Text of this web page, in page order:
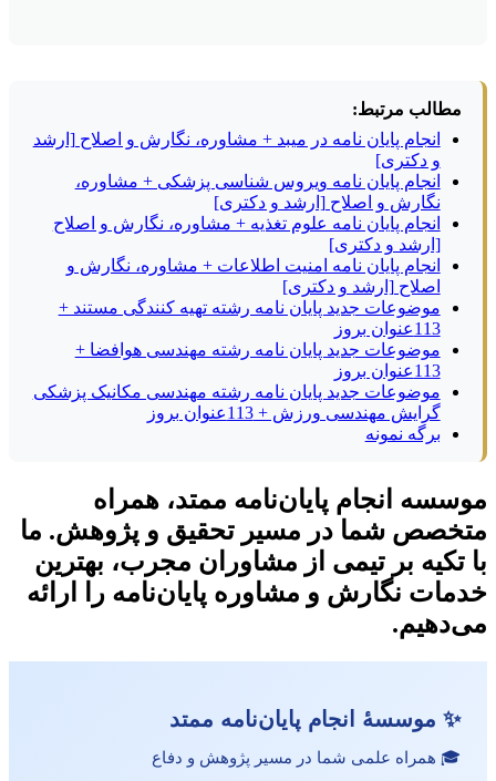
مطالب مرتبط:
انجام پایان نامه در میبد + مشاوره، نگارش و اصلاح [ارشد
و دکتری]
انجام پایان نامه ویروس شناسی پزشکی + مشاوره،
نگارش و اصلاح [ارشد و دکتری]
انجام پایان نامه علوم تغذیه + مشاوره، نگارش و اصلاح
[ارشد و دکتری]
انجام پایان نامه امنیت اطلاعات + مشاوره، نگارش و
اصلاح [ارشد و دکتری]
موضوعات جدید پایان نامه رشته تهیه کنندگی مستند +
113عنوان بروز
موضوعات جدید پایان نامه رشته مهندسی هوافضا +
113عنوان بروز
موضوعات جدید پایان نامه رشته مهندسی مکانیک پزشکی
گرایش مهندسی ورزش + 113عنوان بروز
برگه نمونه
موسسه انجام پایان‌نامه ممتد، همراه
متخصص شما در مسیر تحقیق و پژوهش. ما
با تکیه بر تیمی از مشاوران مجرب، بهترین
خدمات نگارش و مشاوره پایان‌نامه را ارائه
می‌دهیم.
✨ موسسهٔ انجام پایان‌نامه ممتد
🎓 همراه علمی شما در مسیر پژوهش و دفاع